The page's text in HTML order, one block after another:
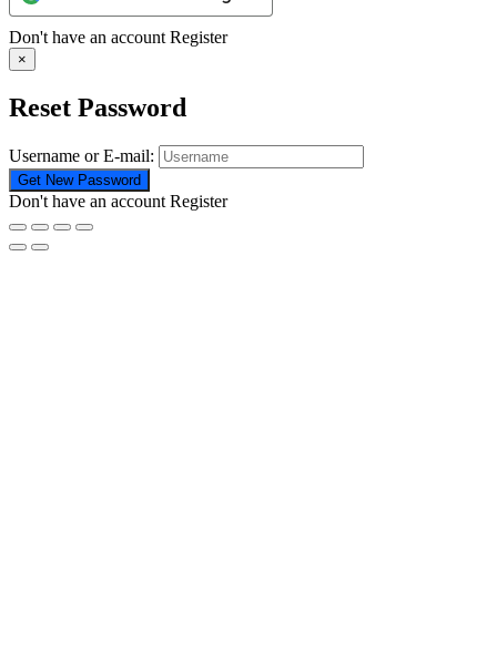
Don't have an account Register
×
Reset Password
Username or E-mail:
Don't have an account Register